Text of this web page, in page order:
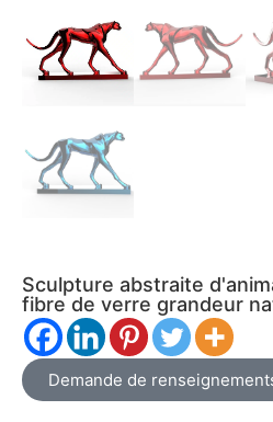
Sculpture abstraite
fibre de verre grandeur
Demande de